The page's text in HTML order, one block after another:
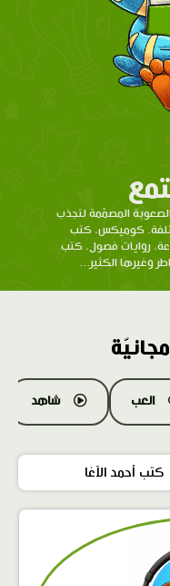
الصعوبة المصمّمة لتجذب
كوميكس، كتب
روايات فصول، كتب
وغيرها الكثير...
العب شاهد
كتب أحمد الآغا